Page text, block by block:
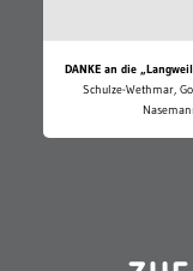
DANKE an die
Schulze-Wethmar,